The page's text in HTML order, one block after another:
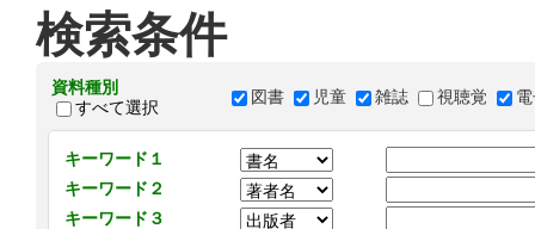
検索条件
資料種別
すべて選択
図書 児童 雑誌 視聴覚
キーワード１
キーワード２
キーワード３